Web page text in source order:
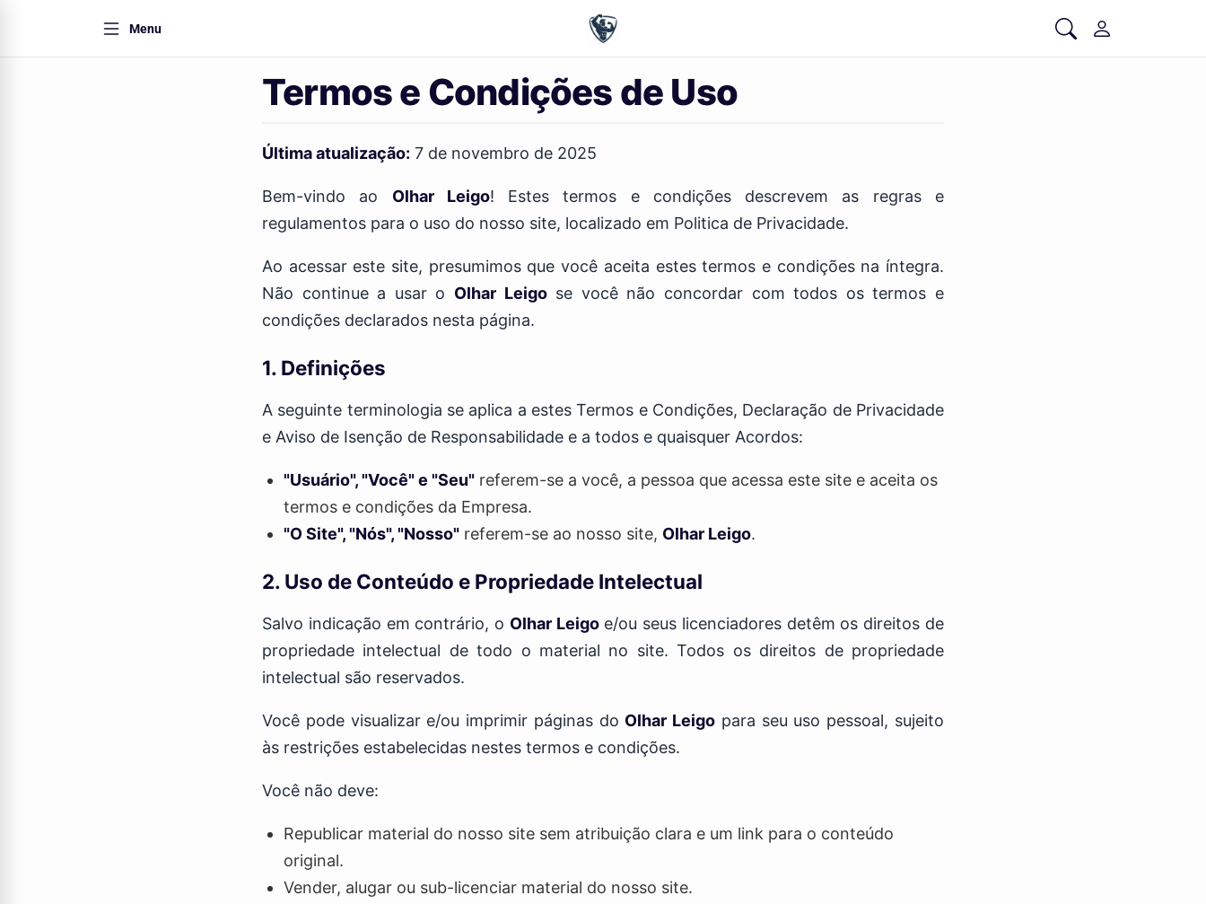
Menu
Termos e Condições de Uso
Última atualização: 7 de novembro de 2025
Bem-vindo ao Olhar Leigo! Estes termos e condições descrevem as regras e
regulamentos para o uso do nosso site, localizado em Politica de Privacidade.
Ao acessar este site, presumimos que você aceita estes termos e condições na íntegra.
Não continue a usar o Olhar Leigose você não concordar com todos os termos e
condições declarados nesta página.
1. Definições
A seguinte terminologia se aplica a estes Termos e Condições, Declaração de Privacidade
e Aviso de Isenção de Responsabilidade e a todos e quaisquer Acordos:
"Usuário", "Você" e "Seu" referem-se a você, a pessoa que acessa este site e aceita os
termos e condições da Empresa.
"O Site", "Nós", "Nosso" referem-se ao nosso site, Olhar Leigo.
2. Uso de Conteúdo e Propriedade Intelectual
Salvo indicação em contrário, o Olhar Leigoe/ou seus licenciadores detêm os direitos de
propriedade intelectual de todo o material no site. Todos os direitos de propriedade
intelectual são reservados.
Você pode visualizar e/ou imprimir páginas do Olhar Leigo para seu uso pessoal, sujeito
às restrições estabelecidas nestes termos e condições.
Você não deve:
Republicar material do nosso site sem atribuição clara e um link para o conteúdo
original.
Vender, alugar ou sub-licenciar material do nosso site.